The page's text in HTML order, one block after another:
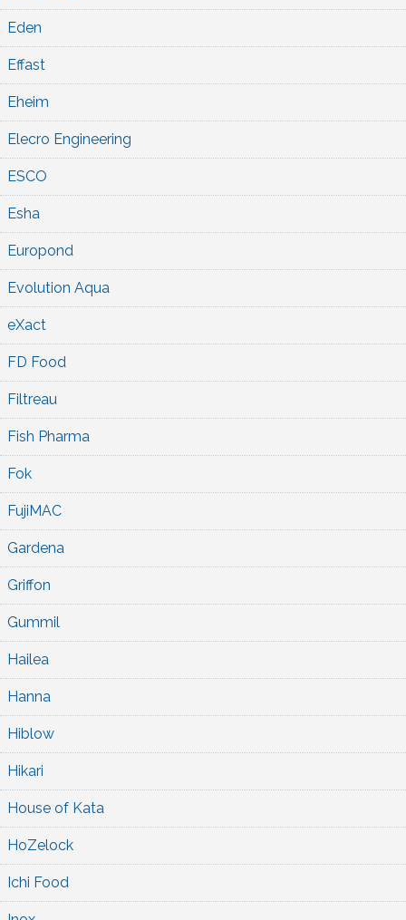
Eden
Effast
Eheim
Elecro Engineering
ESCO
Esha
Europond
Evolution Aqua
eXact
FD Food
Filtreau
Fish Pharma
Fok
FujiMAC
Gardena
Griffon
Gummil
Hailea
Hanna
Hiblow
Hikari
House of Kata
HoZelock
Ichi Food